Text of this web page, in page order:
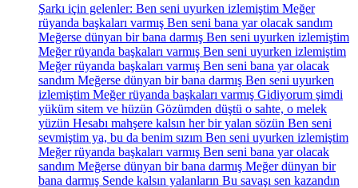
Şarkı için gelenler: Ben seni uyurken izlemiştim Meğer
rüyanda başkaları varmış Ben seni bana yar olacak sandım
Meğerse dünyan bir bana darmış Ben seni uyurken izlemiştim
Meğer rüyanda başkaları varmış Ben seni uyurken izlemiştim
Meğer rüyanda başkaları varmış Ben seni bana yar olacak
sandım Meğerse dünyan bir bana darmış Ben seni uyurken
izlemiştim Meğer rüyanda başkaları varmış Gidiyorum şimdi
yüküm sitem ve hüzün Gözümden düştü o sahte, o melek
yüzün Hesabı mahşere kalsın her bir yalan sözün Ben seni
sevmiştim ya, bu da benim sızım Ben seni uyurken izlemiştim
Meğer rüyanda başkaları varmış Ben seni bana yar olacak
sandım Meğerse dünyan bir bana darmış Meğer dünyan bir
bana darmış Sende kalsın yalanların Bu savaşı sen kazandın